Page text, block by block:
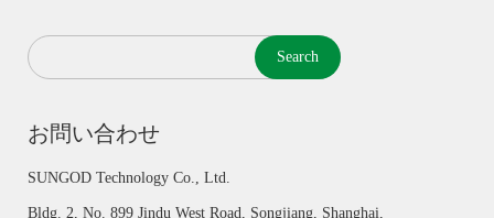
Search
お問い合わせ
SUNGOD Technology Co., Ltd.
Bldg. 2, No. 899 Jindu West Road, Songjiang, Shanghai,